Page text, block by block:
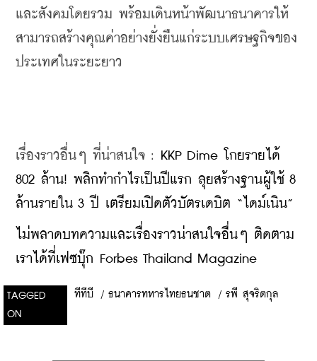
และสังคมโดยรวม พร้อมเดินหน้าพัฒนาธนาคารให้
สามารถสร้างคุณค่าอย่างยั่งยืนแก่ระบบเศรษฐกิจของ
ประเทศในระยะยาว
เรื่องราวอื่นๆ ที่น่าสนใจ :
KKP Dime โกยรายได้
802 ล้าน! พลิกทำกำไรเป็นปีแรก ลุยสร้างฐานผู้ใช้ 8
ล้านรายใน 3 ปี เตรียมเปิดตัวบัตรเดบิต “ไดม์เนิน”
ไม่พลาดบทความและเรื่องราวน่าสนใจอื่นๆ ติดตาม
เราได้ที่เฟซบุ๊ก Forbes Thailand Magazine
TAGGED
ON
ทีทีบี / ธนาคารทหารไทยธนชาต / รพี สุจริตกุล